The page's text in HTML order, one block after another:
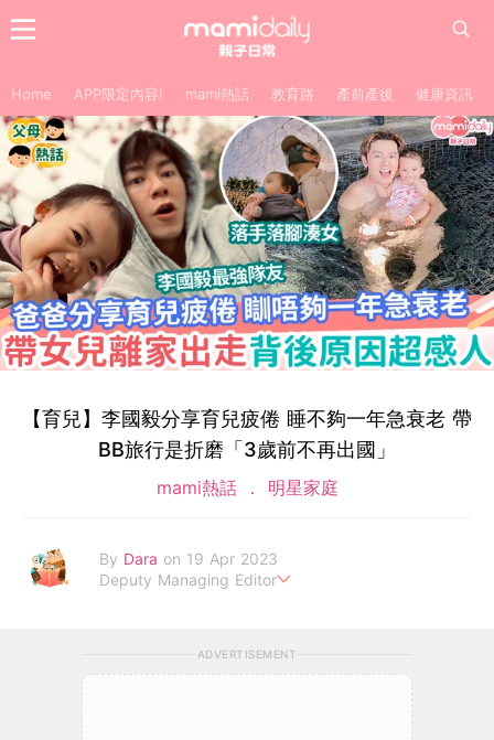
Home APP限定內容! mami熱話 教育路 產前產後 健康資訊
【育兒】李國毅分享育兒疲倦 睡不夠一年急衰老 帶
BB旅行是折磨「3歲前不再出國」
mami熱話 明星家庭
By Dara on 19 Apr 2023
Deputy Managing Editor
ADVERTISEMENT